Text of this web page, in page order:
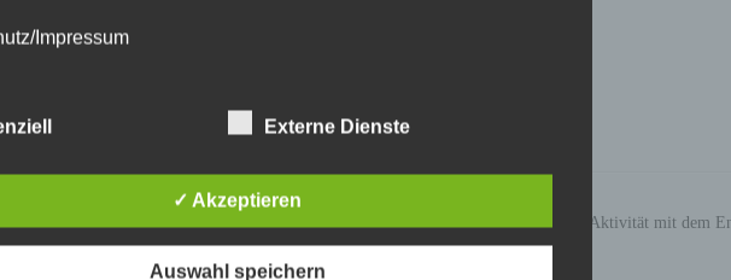
um den direkten Kontakt zum Kunden zu schaffen. Leider endet der Erfolg Ihrer Aktivität mit dem
Veranstaltung nicht besuchen kann.
Impressum
Cookies zählen zu den technisch notwendigen Cookies.
Externe Dienste
✓ Akzeptieren
Auswahl speichern